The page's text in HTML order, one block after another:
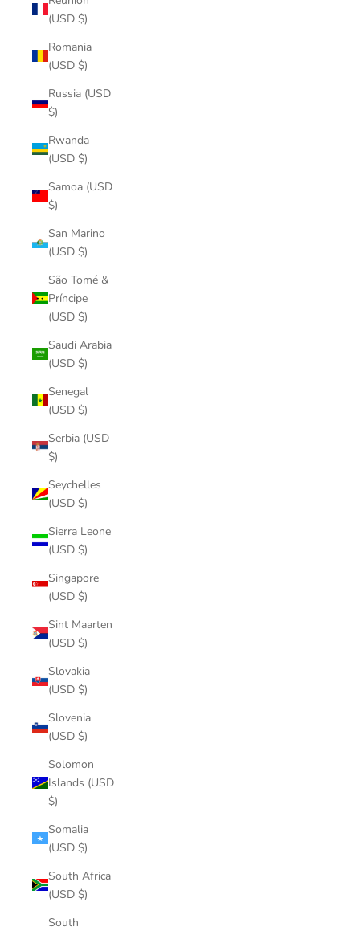
(USD $)
Romania
(USD $)
Russia (USD
$)
Rwanda
(USD $)
Samoa (USD
$)
San Marino
(USD $)
São Tomé &
Príncipe
(USD $)
Saudi Arabia
(USD $)
Senegal
(USD $)
Serbia (USD
$)
Seychelles
(USD $)
Sierra Leone
(USD $)
Singapore
(USD $)
Sint Maarten
(USD $)
Slovakia
(USD $)
Slovenia
(USD $)
Solomon
Islands (USD
$)
Somalia
(USD $)
South Africa
(USD $)
South